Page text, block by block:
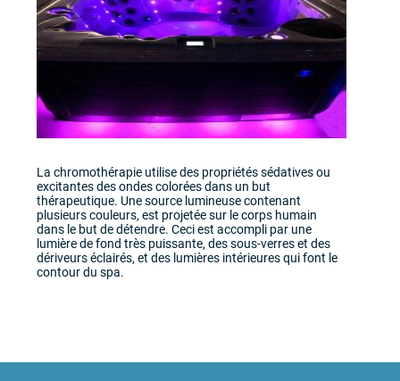
La chromothérapie utilise des propriétés sédatives ou
excitantes des ondes colorées dans un but
thérapeutique. Une source lumineuse contenant
plusieurs couleurs, est projetée sur le corps humain
dans le but de détendre. Ceci est accompli par une
lumière de fond très puissante, des sous-verres et des
dériveurs éclairés, et des lumières intérieures qui font le
contour du spa.